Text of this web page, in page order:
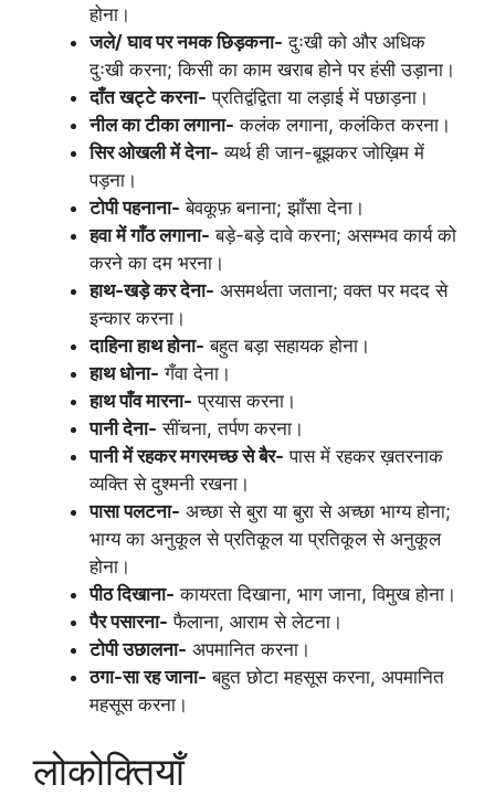
होना।
जले/ घाव पर नमक छिड़कना- दुःखी को और अधिक
दुःखी करना; किसी का काम खराब होने पर हंसी उड़ाना।
दाँत खट्टे करना- प्रतिद्वंद्विता या लड़ाई में पछाड़ना।
नील का टीका लगाना- कलंक लगाना, कलंकित करना।
सिर ओखली में देना- व्यर्थ ही जान-बूझकर जोख़िम में
पड़ना।
टोपी पहनाना- बेवकूफ़ बनाना; झाँसा देना।
हवा में गाँठ लगाना- बड़े-बड़े दावे करना; असम्भव कार्य को
करने का दम भरना।
हाथ-खड़े कर देना- असमर्थता जताना; वक्त पर मदद से
इन्कार करना।
दाहिना हाथ होना- बहुत बड़ा सहायक होना।
हाथ धोना- गँवा देना।
हाथ पाँव मारना- प्रयास करना।
पानी देना- सींचना, तर्पण करना।
पानी में रहकर मगरमच्छ से बैर- पास में रहकर ख़तरनाक
व्यक्ति से दुश्मनी रखना।
पासा पलटना- अच्छा से बुरा या बुरा से अच्छा भाग्य होना;
भाग्य का अनुकूल से प्रतिकूल या प्रतिकूल से अनुकूल
होना।
पीठ दिखाना- कायरता दिखाना, भाग जाना, विमुख होना।
पैर पसारना- फैलाना, आराम से लेटना।
टोपी उछालना- अपमानित करना।
ठगा-सा रह जाना- बहुत छोटा महसूस करना, अपमानित
महसूस करना।
लोकोक्तियाँ